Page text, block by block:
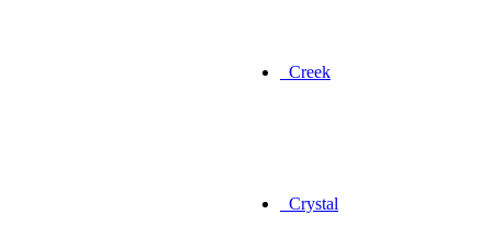
Creek
Crystal